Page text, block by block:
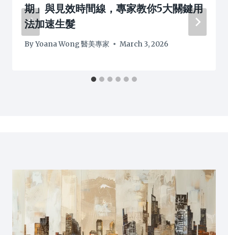
期」與見效時間線，專家教你5大關鍵用
法加速生髮
ByYoana Wong 醫美專家 March 3, 2026